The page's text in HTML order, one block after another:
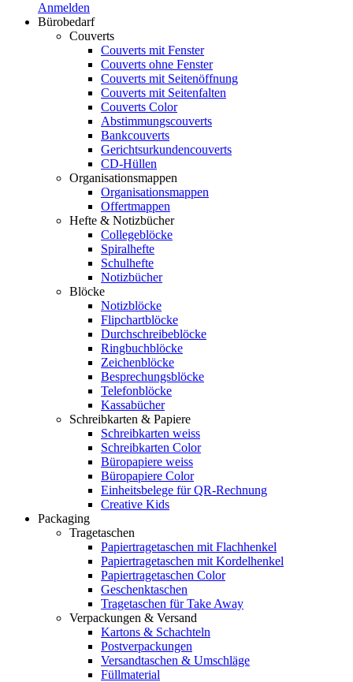
Anmelden
Bürobedarf
Couverts
Couverts mit Fenster
Couverts ohne Fenster
Couverts mit Seitenöffnung
Couverts mit Seitenfalten
Couverts Color
Abstimmungscouverts
Bankcouverts
Gerichtsurkundencouverts
CD-Hüllen
Organisationsmappen
Organisationsmappen
Offertmappen
Hefte & Notizbücher
Collegeblöcke
Spiralhefte
Schulhefte
Notizbücher
Blöcke
Notizblöcke
Flipchartblöcke
Durchschreibeblöcke
Ringbuchblöcke
Zeichenblöcke
Besprechungsblöcke
Telefonblöcke
Kassabücher
Schreibkarten & Papiere
Schreibkarten weiss
Schreibkarten Color
Büropapiere weiss
Büropapiere Color
Einheitsbelege für QR-Rechnung
Creative Kids
Packaging
Tragetaschen
Papiertragetaschen mit Flachhenkel
Papiertragetaschen mit Kordelhenkel
Papiertragetaschen Color
Geschenktaschen
Tragetaschen für Take Away
Verpackungen & Versand
Kartons & Schachteln
Postverpackungen
Versandtaschen & Umschläge
Füllmaterial